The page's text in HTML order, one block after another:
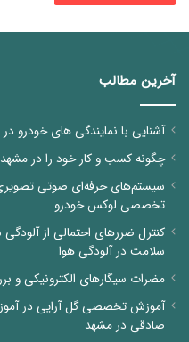
آخرین مطالب
آشنایی با نمایندگی های خودرو
چگونه کسب و کار خود را در
سیستم‌های حرفه‌ای صوتی
تخصصی لوکس خودرو
کنترل ضررهای احتمالی از
سلامت در آلودگی هوا
مضرات سیگارهای الکترونیکی و
آموزش تخصصی گل آرایی در
صادقی در مشهد